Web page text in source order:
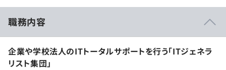
職務内容
企業や学校法人のITトータルサポートを行う「ITジェネラ
リスト集団」